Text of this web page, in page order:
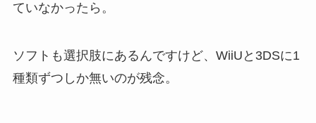
ていなかったら。
ソフトも選択肢にあるんですけど、WiiUと3DSに1
種類ずつしか無いのが残念。